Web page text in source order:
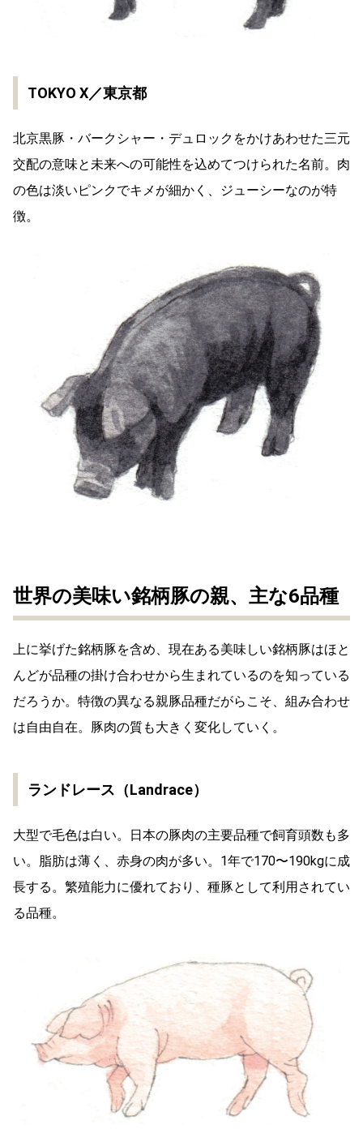
TOKYO X／東京都
北京黒豚・バークシャー・デュロックをかけあわせた三元
交配の意味と未来への可能性を込めてつけられた名前。肉
の色は淡いピンクでキメが細かく、ジューシーなのが特
徴。
世界の美味い銘柄豚の親、主な6品種
上に挙げた銘柄豚を含め、現在ある美味しい銘柄豚はほと
んどが品種の掛け合わせから生まれているのを知っている
だろうか。特徴の異なる親豚品種だがらこそ、組み合わせ
は自由自在。豚肉の質も大きく変化していく。
ランドレース（Landrace）
大型で毛色は白い。日本の豚肉の主要品種で飼育頭数も多
い。脂肪は薄く、赤身の肉が多い。1年で170〜190kgに成
長する。繁殖能力に優れており、種豚として利用されてい
る品種。